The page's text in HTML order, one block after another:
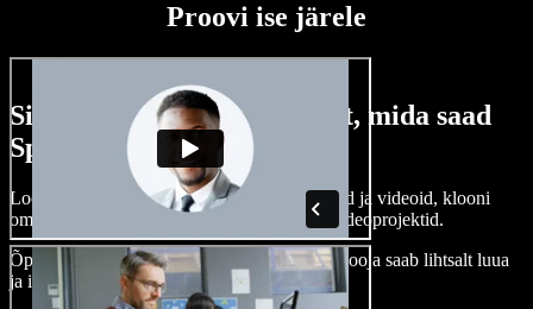
Proovi ise järele
Siin on vaid väike osa sellest, mida saad
Speechify Studioga teha.
Loo voice-over’eid, kasuta tasuta pilte, helisid ja videoid, klooni
oma häält ja pane kokku terviklikud audio-videoprojektid.
Õppimiskõver puudub, kõik töötab veebis – looja saab lihtsalt luua
ja ideed kiiresti ellu viia.